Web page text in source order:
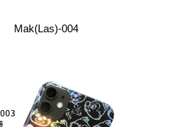
Mak(Las)-004